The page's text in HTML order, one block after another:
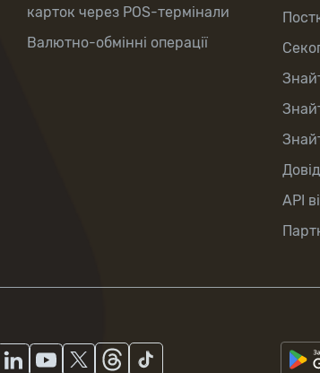
карток через POS-термінали
Валютно-обмінні операції
API